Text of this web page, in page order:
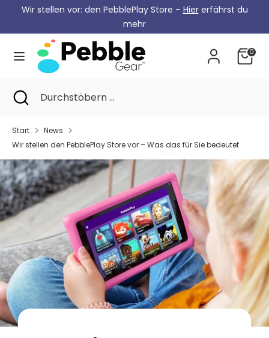
springen
Wir stellen vor: den PebblePlay Store – Hiererfährst du
mehr
0
SucheDurchstöbern
...
Suche Durchstöbern
Suche
schließen
Start
News
Wir stellen den PebblePlay Store vor – Was das für Sie bedeutet